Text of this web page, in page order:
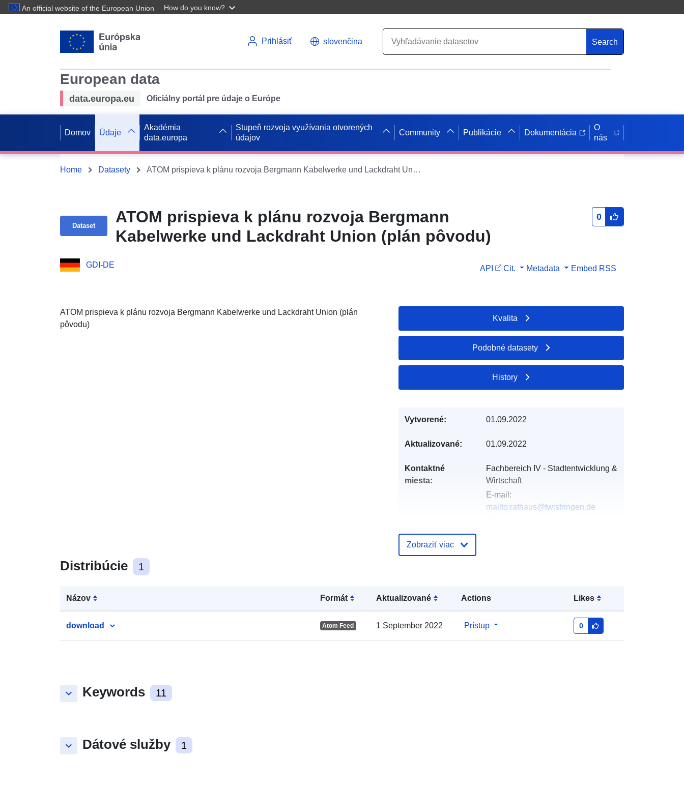
An official website of the European Union How do you know?
Prihlásiť slovenčina Search
European data
data.europa.eu Oficiálny portál pre údaje o Európe
Domov Údaje
Akadémia
data.europa
Stupeň rozvoja využívania otvorených
údajov
Community Publikácie Dokumentácia
O
nás
Home Datasety ATOM prispieva k plánu rozvoja Bergmann Kabelwerke und Lackdraht Union (plán pôvodu)
Dataset
ATOM prispieva k plánu rozvoja Bergmann
Kabelwerke und Lackdraht Union (plán pôvodu)
0
GDI-DE API Cit. Metadata Embed RSS
ATOM prispieva k plánu rozvoja Bergmann Kabelwerke und Lackdraht Union (plán
pôvodu)
Distribúcie 1
Názov Formát Aktualizované Actions Likes
download Atom Feed 1 September 2022 Prístup 0
keyboard_arrow_down Keywords 11
keyboard_arrow_down Dátové služby 1
Kvalita
Podobné datasety
History
Vytvorené: 01.09.2022
Aktualizované: 01.09.2022
Kontaktné
miesta:
Fachbereich IV - Stadtentwicklung &
Wirtschaft
E-mail:
mailto:rathaus@twistringen.de
Katalógový
záznam:
Pridané k údajom.europa.eu: 21 February
2026
Zobraziť viac